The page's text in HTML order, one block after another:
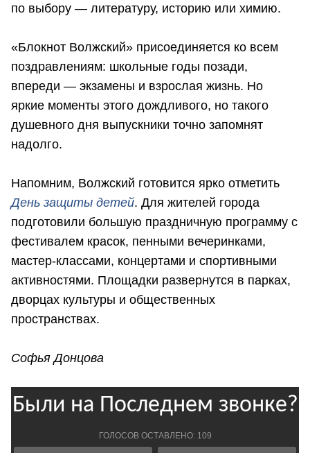
по выбору — литературу, историю или химию.
«Блокнот Волжский» присоединяется ко всем
поздравлениям: школьные годы позади,
впереди — экзамены и взрослая жизнь. Но
яркие моменты этого дождливого, но такого
душевного дня выпускники точно запомнят
надолго.
Напомним, Волжский готовится ярко отметить
День защиты детей. Для жителей города
подготовили большую праздничную программу с
фестивалем красок, пенными вечеринками,
мастер-классами, концертами и спортивными
активностями. Площадки развернутся в парках,
дворцах культуры и общественных
пространствах.
Софья Донцова